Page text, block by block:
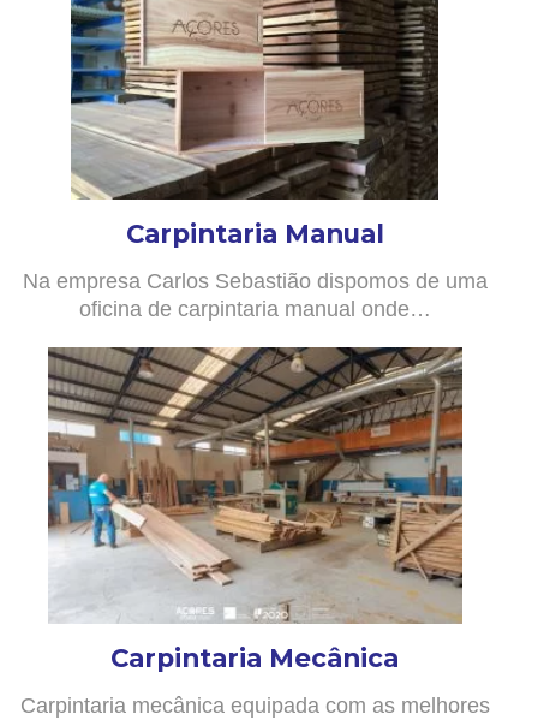
Carpintaria Manual
Na empresa Carlos Sebastião dispomos de uma
oficina de carpintaria manual onde…
Carpintaria Mecânica
Carpintaria mecânica equipada com as melhores